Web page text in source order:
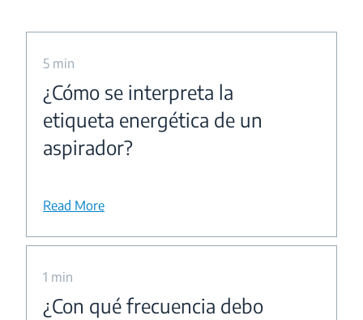
5 min
¿Cómo se interpreta la
etiqueta energética de un
aspirador?
Read More
1 min
¿Con qué frecuencia debo